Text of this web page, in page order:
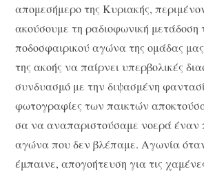
απομεσήμερο της Κυριακής,
ακούσουμε τη ραδιοφωνική μετάδοση
ποδοσφαιρικού αγώνα της ομάδας
της ακοής να παίρνει υπερβολικές
συνδυασμό με την διψασμένη
φωτογραφίες των παικτών
σα να αναπαριστούσαμε νοερά έναν
αγώνα που δεν βλέπαμε. Αγωνία
έμπαινε, απογοήτευση για τις